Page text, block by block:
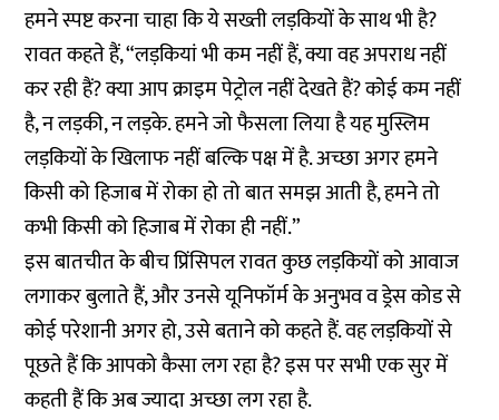
हमने स्पष्ट करना चाहा कि ये सख्ती लड़कियों के साथ भी है?
रावत कहते हैं, “लड़कियां भी कम नहीं हैं, क्या वह अपराध नहीं
कर रही हैं? क्या आप क्राइम पेट्रोल नहीं देखते हैं? कोई कम नहीं
है, न लड़की, न लड़के. हमने जो फैसला लिया है यह मुस्लिम
लड़कियों के खिलाफ नहीं बल्कि पक्ष में है. अच्छा अगर हमने
किसी को हिजाब में रोका हो तो बात समझ आती है, हमने तो
कभी किसी को हिजाब में रोका ही नहीं.”
इस बातचीत के बीच प्रिंसिपल रावत कुछ लड़कियों को आवाज
लगाकर बुलाते हैं, और उनसे यूनिफॉर्म के अनुभव व ड्रेस कोड से
कोई परेशानी अगर हो, उसे बताने को कहते हैं. वह लड़कियों से
पूछते हैं कि आपको कैसा लग रहा है? इस पर सभी एक सुर में
कहती हैं कि अब ज्यादा अच्छा लग रहा है.